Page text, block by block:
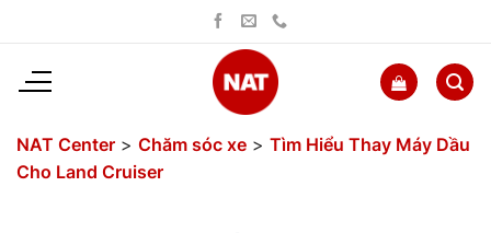
dung
NAT Center > Chăm sóc xe > Tìm Hiểu Thay Máy Dầu
Cho Land Cruiser